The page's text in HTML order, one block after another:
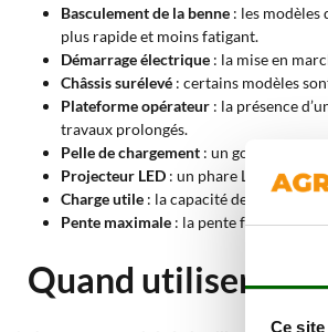
Ce
Basculement de la benne : les modèles
plus rapide et moins fatigant.
Démarrage électrique : la mise en
Châssis surélevé : certains modèles
Plateforme opérateur : la présence
travaux prolongés.
Pelle de chargement : un godet frontal
Projecteur LED : un phare LED monté
Charge utile : la capacité de charge
Pente maximale : la pente
Quand utiliser